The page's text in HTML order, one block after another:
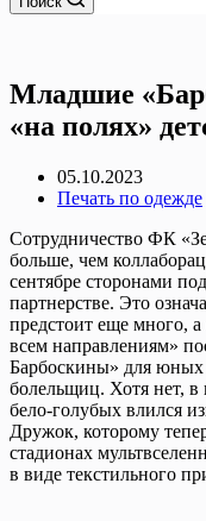
Младшие
«на полях»
05.10.2023
Печать по одежде
Сотрудничество ФК
больше, чем
сентябре сторонами
партнерстве. Это
предстоит еще много,
всем направлениям»
Барбоскины» для юных
болельщиц. Хотя нет, в
бело-голубых влился
Дружок, которому
стадионах
в виде текстильного